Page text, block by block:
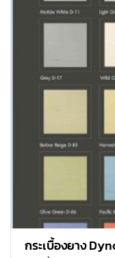
กระเบื้องยาง